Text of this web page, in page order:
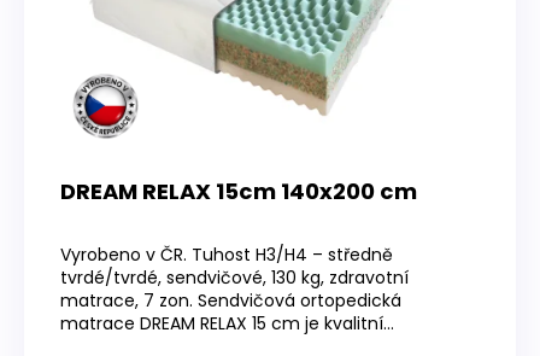
DREAM RELAX 15cm 140x200 cm
hodnocení
produktu
je
4,5
z
Vyrobeno v ČR. Tuhost H3/H4 – středně
tvrdé/tvrdé, sendvičové, 130 kg, zdravotní
matrace, 7 zon. Sendvičová ortopedická
matrace DREAM RELAX 15 cm je kvalitní...